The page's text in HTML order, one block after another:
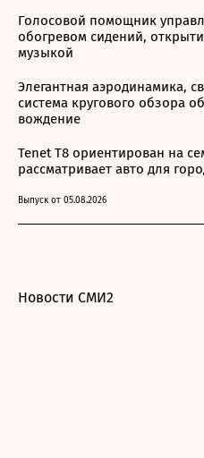
Голосовой помощник
обогревом сидений,
музыкой
Элегантная аэродинамика,
система кругового обзора
вождение
Tenet T8 ориентирован на
рассматривает авто для
Выпуск от 05.08.2026
Новости СМИ2